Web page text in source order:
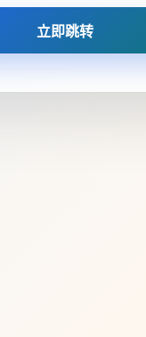
立即跳转